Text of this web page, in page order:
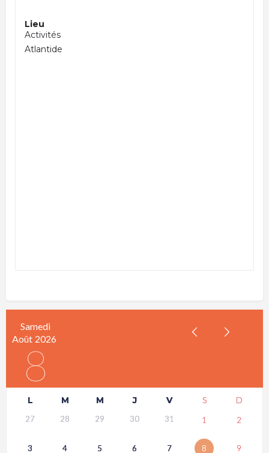
Lieu
Activités
Atlantide
Samedi
Août 2026
8
L M M J V S D
27 28 29 30 31 1 2
3 4 5 6 7 8 9